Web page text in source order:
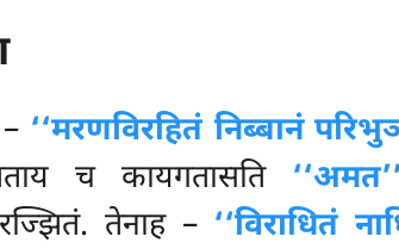
‘‘मरणविरहितं निब्बानं
च कायगतासति
तेनाह – ‘‘विराधितं